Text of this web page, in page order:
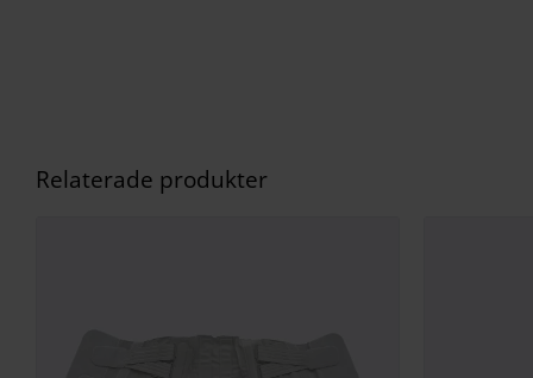
Relaterade produkter